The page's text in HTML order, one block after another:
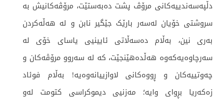
دڵپەسەندییەکانی مرۆڤ پشت دەبەستێت، مرۆڤەکانیش بە
سروشتی خۆیان لەسەر بارێک جێگیر نابن و لە هەڵەکردن
بەری نین، بەڵام دەسەڵاتی ئایینیی یاسای خۆی لە
سەرچاوەیەکەوە هەڵدەهێنجێت، کە لە سەروو مرۆڤەکان و
چەوتییەکان و ڕووەکانی لاوازییانەوەیە! بەڵام فوئاد
زەکەریا بڕوای وایە؛ مەزنیی دیموکراسی کتومت لەو